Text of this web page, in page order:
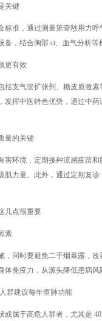
关键
标准，通过测量第壹秒用力
，结合胸部 ct、血气分析等
更有效
括支气管扩张剂、糖皮质激
发挥中医特色优势，通过中
量的关键
害环境，定期接种流感疫苗
肌力量。此外，通过定期复
几点很重要
素
，同时要避免二手烟暴露，
免疫力，从源头降低患病风
群建议每年查肺功能
或属于高危人群者，尤其是